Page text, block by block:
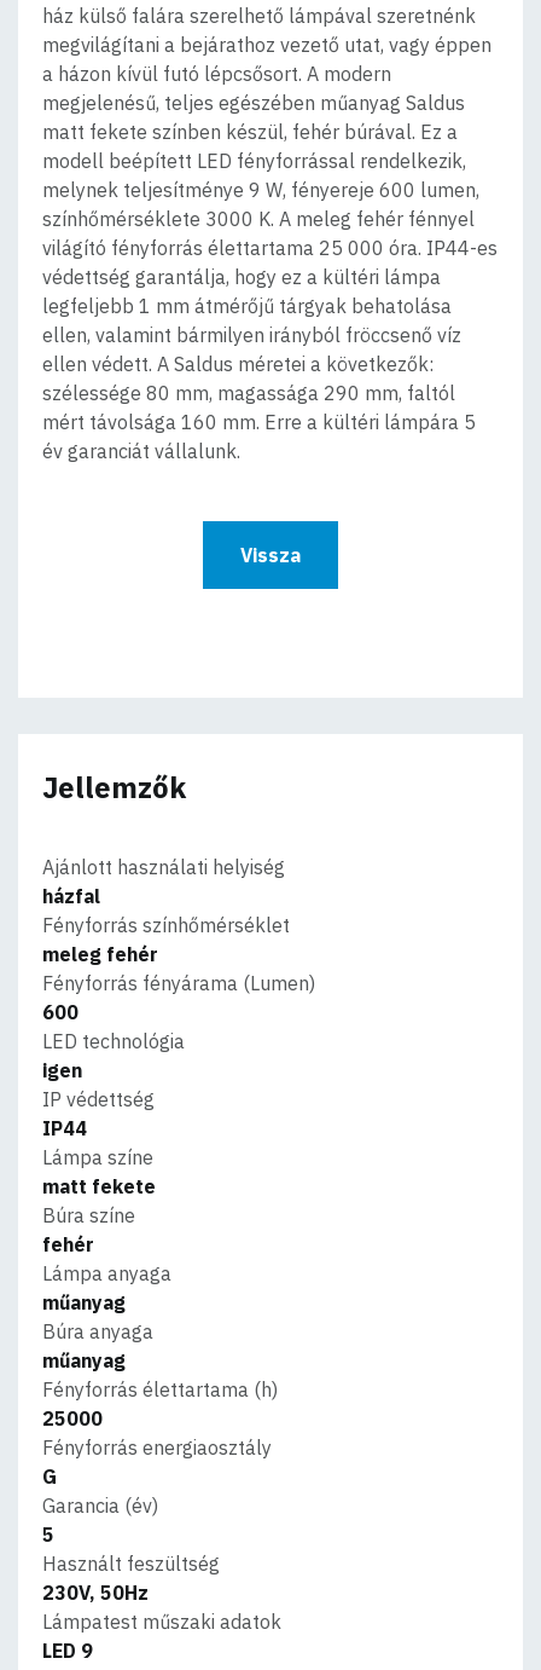
ház külső falára szerelhető lámpával szeretnénk
megvilágítani a bejárathoz vezető utat, vagy éppen
a házon kívül futó lépcsősort. A modern
megjelenésű, teljes egészében műanyag Saldus
matt fekete színben készül, fehér búrával. Ez a
modell beépített LED fényforrással rendelkezik,
melynek teljesítménye 9 W, fényereje 600 lumen,
színhőmérséklete 3000 K. A meleg fehér fénnyel
világító fényforrás élettartama 25 000 óra. IP44-es
védettség garantálja, hogy ez a kültéri lámpa
legfeljebb 1 mm átmérőjű tárgyak behatolása
ellen, valamint bármilyen irányból fröccsenő víz
ellen védett. A Saldus méretei a következők:
szélessége 80 mm, magassága 290 mm, faltól
mért távolsága 160 mm. Erre a kültéri lámpára 5
év garanciát vállalunk.
Vissza
Jellemzők
Ajánlott használati helyiség
házfal
Fényforrás színhőmérséklet
meleg fehér
Fényforrás fényárama (Lumen)
600
LED technológia
igen
IP védettség
IP44
Lámpa színe
matt fekete
Búra színe
fehér
Lámpa anyaga
műanyag
Búra anyaga
műanyag
Fényforrás élettartama (h)
25000
Fényforrás energiaosztály
G
Garancia (év)
5
Használt feszültség
230V, 50Hz
Lámpatest műszaki adatok
LED 9